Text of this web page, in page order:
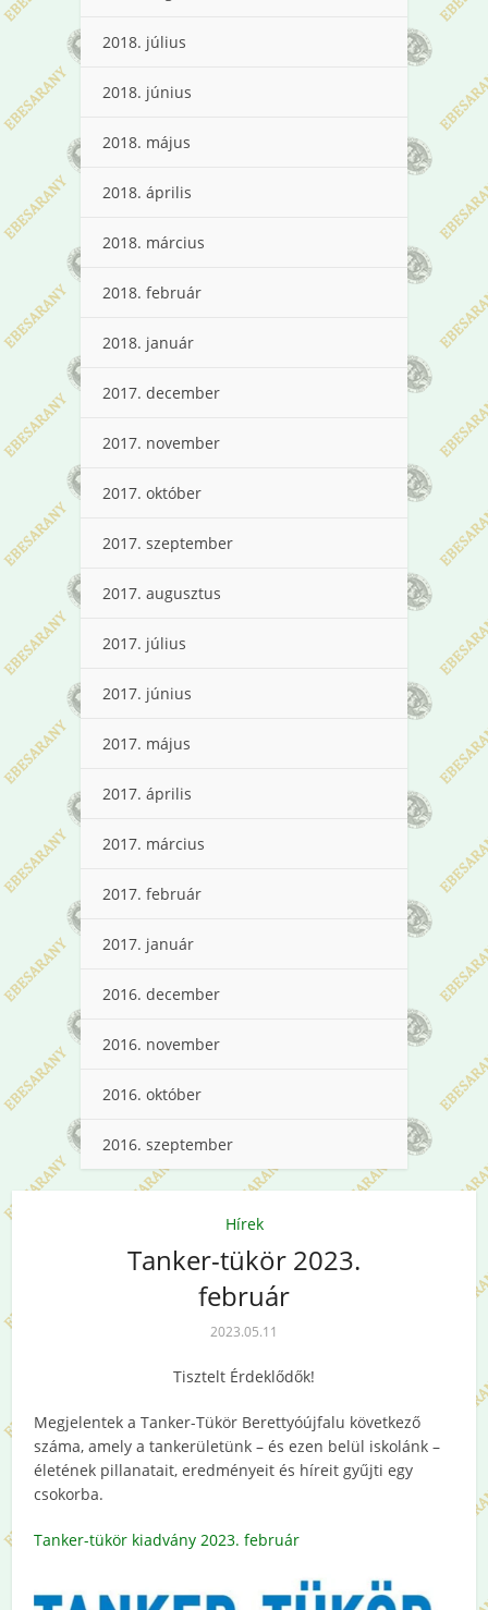
2018. július
2018. június
2018. május
2018. április
2018. március
2018. február
2018. január
2017. december
2017. november
2017. október
2017. szeptember
2017. augusztus
2017. július
2017. június
2017. május
2017. április
2017. március
2017. február
2017. január
2016. december
2016. november
2016. október
2016. szeptember
Hírek
Tanker-tükör 2023.
február
2023.05.11
Tisztelt Érdeklődők!
Megjelentek a Tanker-Tükör Berettyóújfalu következő
száma, amely a tankerületünk – és ezen belül iskolánk –
életének pillanatait, eredményeit és híreit gyűjti egy
csokorba.
Tanker-tükör kiadvány 2023. február